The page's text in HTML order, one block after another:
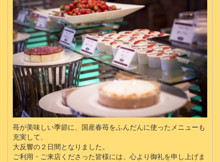
苺が美味しい季節に、国産春苺をふんだんに使ったメニューも
充実して、
大反響の２日間となりました。
ご利用・ご来店くださった皆様には、心より御礼を申し上げま